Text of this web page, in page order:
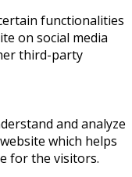
functionalities
on social media
third-party
and analyze
which helps
for the visitors.